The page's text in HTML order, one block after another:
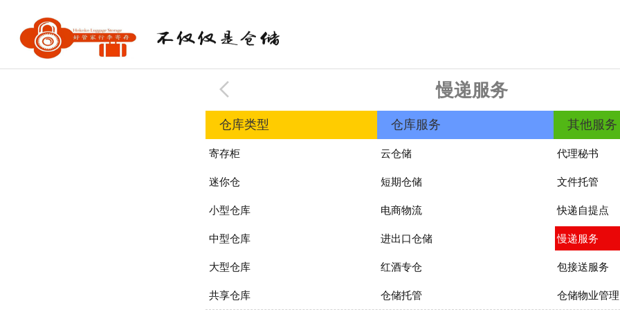
慢递服务
仓库类型 仓库服务 其他服务
寄存柜 云仓储 代理秘书
迷你仓 短期仓储 文件托管
小型仓库 电商物流 快递自提点
中型仓库 进出口仓储 慢递服务
大型仓库 红酒专仓 包接送服务
共享仓库 仓储托管 仓储物业管理